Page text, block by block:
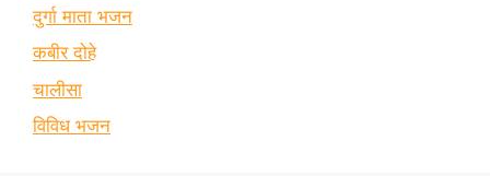
दुर्गा माता भजन
कबीर दोहे
चालीसा
विविध भजन